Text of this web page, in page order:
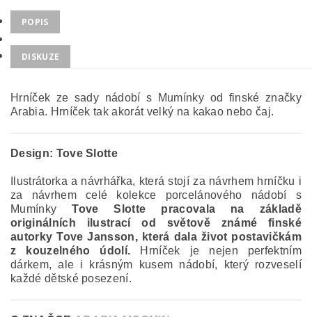
POPIS
DISKUZE
Hrníček ze sady nádobí s Mumínky od finské značky
Arabia. Hrníček tak akorát velký na kakao nebo čaj.
Design: Tove Slotte
Ilustrátorka a návrhářka, která stojí za návrhem hrníčku i
za návrhem celé kolekce porcelánového nádobí s
MumínkyTove Slotte pracovala na základě
originálních ilustrací od světově známé finské
autorky Tove Jansson, která dala život postavičkám
z kouzelného údolí. Hrníček je nejen perfektním
dárkem, ale i krásným kusem nádobí, který rozveselí
každé dětské posezení.